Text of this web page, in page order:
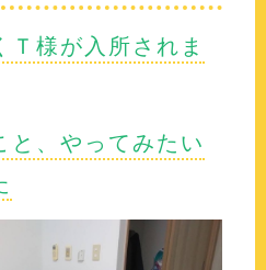
様が入所されま
と、やってみたい